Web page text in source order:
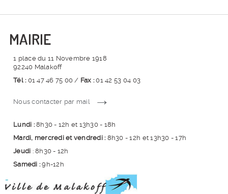
MAIRIE
1 place du 11 Novembre 1918
92240 Malakoff
Tél : 01 47 46 75 00 / Fax :01 42 53 04 03
Nous contacter par mail
Lundi :8h30 - 12h et 13h30 - 18h
Mardi, mercredi et vendredi :8h30 - 12h et 13h30 - 17h
Jeudi : 8h30 - 12h
Samedi :9h-12h